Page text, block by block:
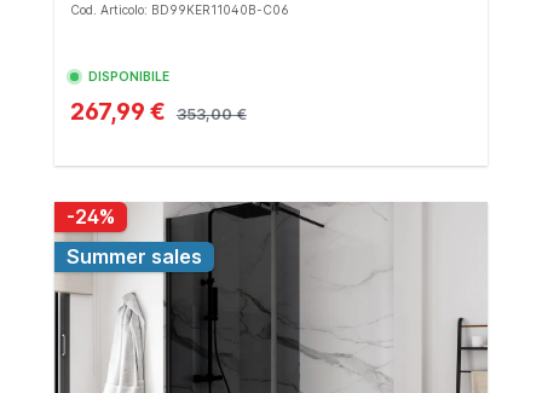
Cod. Articolo: BD99KER11040B-C06
DISPONIBILE
267,99 € 353,00 €
-24%
Summer sales